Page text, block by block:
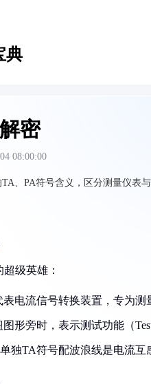
典
密
08:00:00
、PA符号含义，区分测量仪表
级英雄：
表电流信号转换装置，专为测
形旁时，表示测试功能（
独TA符号配波浪线是电流互